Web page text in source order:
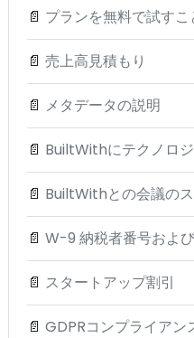
📄 プランを無料で試す
📄 売上高見積もり
📄 メタデータの説明
📄 BuiltWithにテクノロ
📄 BuiltWithとの会議の
📄 W-9 納税者番号およ
📄 スタートアップ割引
📄 GDPRコンプライアン